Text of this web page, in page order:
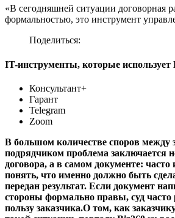
«В сегодняшней ситуации договорная
формальностью, это инструмент
Поделиться:
IT-инструменты, которые
Консультант+
Гарант
Telegram
Zoom
В большом количестве споров между
подрядчиком проблема заключается
договора, а в самом документе: часто
понять, что именно должно быть
передан результат. Если документ
стороны формально правы, суд часто
пользу заказчика.О том, как